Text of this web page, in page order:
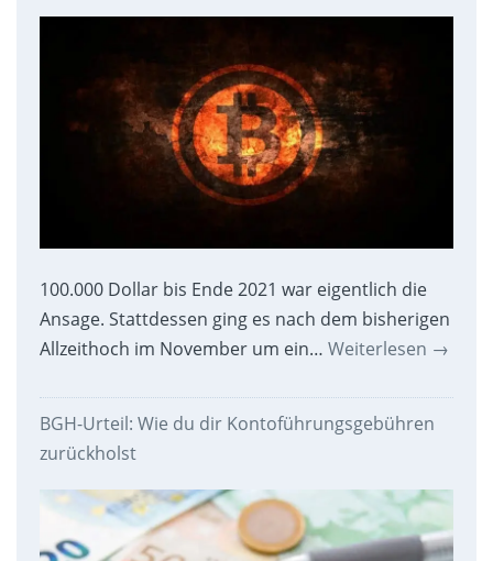
100.000 Dollar bis Ende 2021 war eigentlich die
Ansage. Stattdessen ging es nach dem bisherigen
Allzeithoch im November um ein… Weiterlesen →
BGH-Urteil: Wie du dir Kontoführungsgebühren
zurückholst